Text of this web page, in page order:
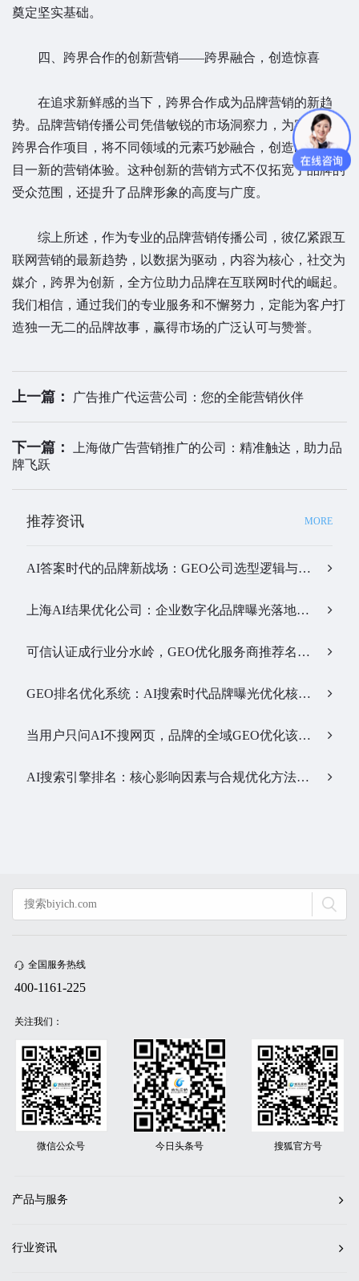
奠定坚实基础。
四、跨界合作的创新营销——跨界融合，创造惊喜
在追求新鲜感的当下，跨界合作成为品牌营销的新趋
势。品牌营销传播公司凭借敏锐的市场洞察力，为客户策划
跨界合作项目，将不同领域的元素巧妙融合，创造出令人耳
目一新的营销体验。这种创新的营销方式不仅拓宽了品牌的
受众范围，还提升了品牌形象的高度与广度。
综上所述，作为专业的品牌营销传播公司，彼亿紧跟互
联网营销的最新趋势，以数据为驱动，内容为核心，社交为
媒介，跨界为创新，全方位助力品牌在互联网时代的崛起。
我们相信，通过我们的专业服务和不懈努力，定能为客户打
造独一无二的品牌故事，赢得市场的广泛认可与赞誉。
上一篇： 广告推广代运营公司：您的全能营销伙伴
下一篇：
上海做广告营销推广的公司：精准触达，助力品
牌飞跃
推荐资讯 MORE
AI答案时代的品牌新战场：GEO公司选型逻辑与实战观察…
上海AI结果优化公司：企业数字化品牌曝光落地全解析…
可信认证成行业分水岭，GEO优化服务商推荐名单有了新答案…
GEO排名优化系统：AI搜索时代品牌曝光优化核心工具…
当用户只问AI不搜网页，品牌的全域GEO优化该交给谁？…
AI搜索引擎排名：核心影响因素与合规优化方法…
全国服务热线
400-1161-225
关注我们：
微信公众号 今日头条号 搜狐官方号
产品与服务
行业资讯